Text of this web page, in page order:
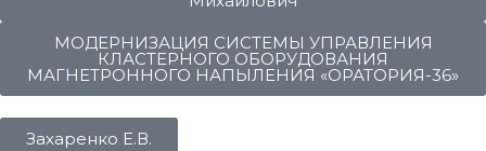
МОДЕРНИЗАЦИЯ СИСТЕМЫ УПРАВЛЕНИЯ
КЛАСТЕРНОГО ОБОРУДОВАНИЯ
МАГНЕТРОННОГО НАПЫЛЕНИЯ «ОРАТОРИЯ-36»
Захаренко Е.В.